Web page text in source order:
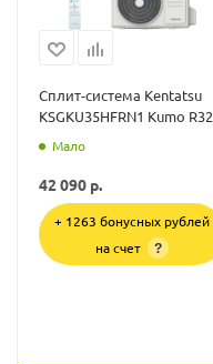
Сплит-система Kentatsu
KSGKU35HFRN1 Kumo R32
Мало
42 090 р.
+ 1263 бонусных рублей
на счет
?